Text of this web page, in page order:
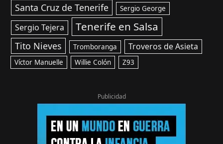
Santa Cruz de Tenerife Sergio George
Sergio Tejera Tenerife en Salsa
Tito Nieves Tromboranga Troveros de Asieta
Víctor Manuelle Willie Colón Z93
Publicidad